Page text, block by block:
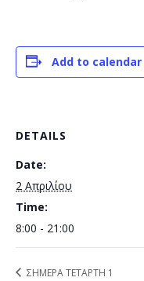
Add to calendar
DETAILS
Date:
2 Απριλίου
Time:
8:00 - 21:00
ΣΗΜΕΡΑ ΤΕΤΑΡΤΗ 1